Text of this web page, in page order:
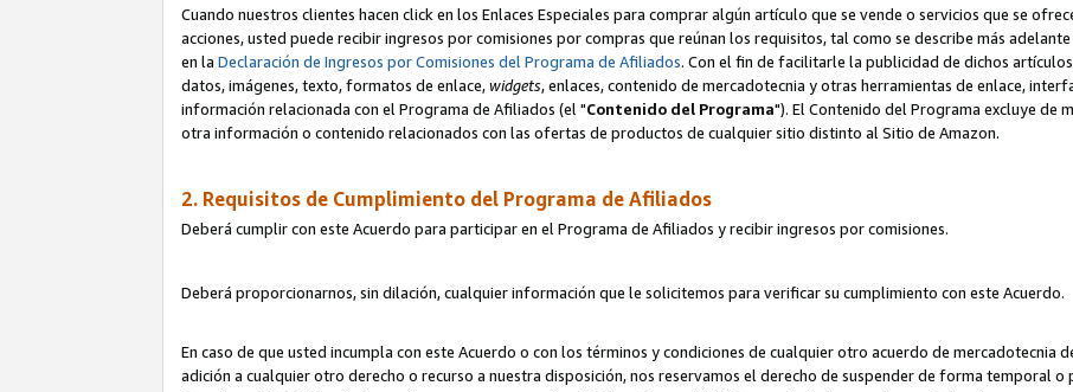
Cuando nuestros clientes hacen click en los Enlaces Especiales para comprar algún artículo que se vende o servicios que se
acciones, usted puede recibir ingresos por comisiones por compras que reúnan los requisitos, tal como se describe más
en la Declaración de Ingresos por Comisiones del Programa de Afiliados. Con el fin de facilitarle la publicidad de dichos
datos, imágenes, texto, formatos de enlace,widgets, enlaces, contenido de mercadotecnia y otras herramientas de enlace,
información relacionada con el Programa de Afiliados (el "Contenido del Programa"). El Contenido del Programa excluye de
otra información o contenido relacionados con las ofertas de productos de cualquier sitio distinto al Sitio de Amazon.
2. Requisitos de Cumplimiento del Programa de Afiliados
Deberá cumplir con este Acuerdo para participar en el Programa de Afiliados y recibir ingresos por comisiones.
Deberá proporcionarnos, sin dilación, cualquier información que le solicitemos para verificar su cumplimiento con este Acuerdo.
En caso de que usted incumpla con este Acuerdo o con los términos y condiciones de cualquier otro acuerdo de mercadotecnia
adición a cualquier otro derecho o recurso a nuestra disposición, nos reservamos el derecho de suspender de forma temporal